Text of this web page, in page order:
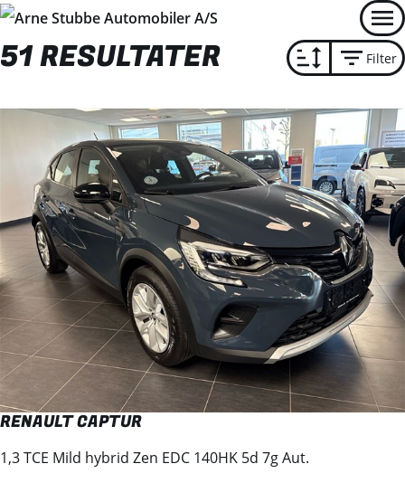
51 RESULTATER Filter
RENAULT CAPTUR
1,3 TCE Mild hybrid Zen EDC 140HK 5d 7g Aut.